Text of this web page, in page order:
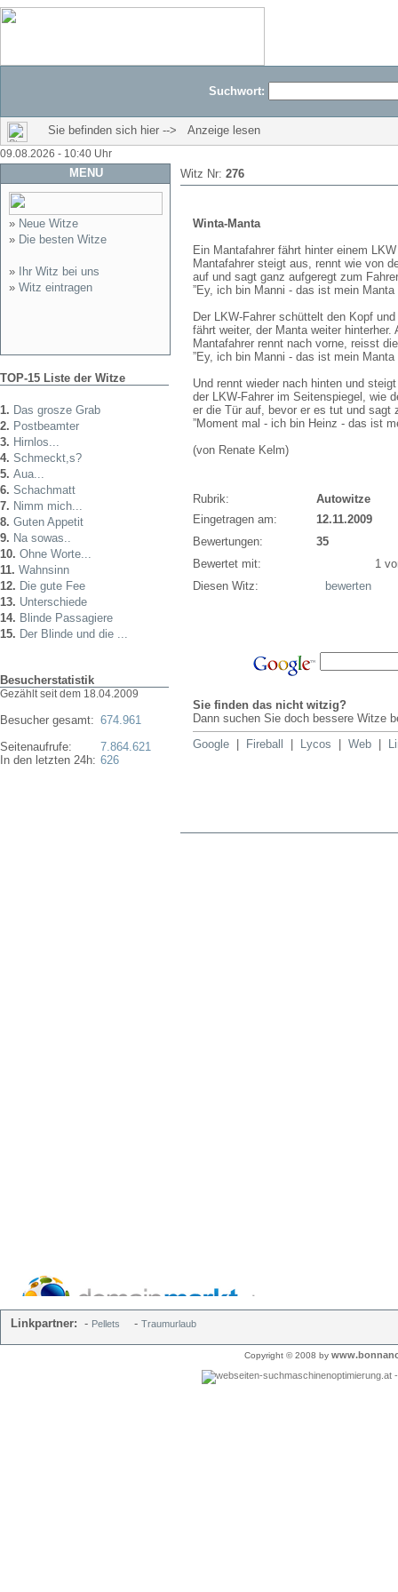
Suchwort:
Sie befinden sich hier --> Anzeige lesen
09.08.2026 - 10:40 Uhr
MENU
» Neue Witze
» Die besten Witze
»
Ihr Witz bei uns
» Witz eintragen
TOP-15 Liste der Witze
1. Das grosze Grab
2. Postbeamter
3. Hirnlos...
4. Schmeckt,s?
5. Aua...
6. Schachmatt
7. Nimm mich...
8. Guten Appetit
9. Na sowas..
10. Ohne Worte...
11. Wahnsinn
12. Die gute Fee
13. Unterschiede
14. Blinde Passagiere
15. Der Blinde und die ...
Besucherstatistik
Gezählt seit dem 18.04.2009
Besucher gesamt:
Seitenaufrufe:
In den letzten 24h:
674.961
7.864.621
626
Witz Nr: 276
Winta-Manta
Ein Mantafahrer fährt hinter einem
Mantafahrer steigt aus, rennt wie von
auf und sagt ganz aufgeregt zum
”Ey, ich bin Manni - das ist mein Manta
Der LKW-Fahrer schüttelt den Kopf
fährt weiter, der Manta weiter
Mantafahrer rennt nach vorne, reisst
”Ey, ich bin Manni - das ist mein Manta
Und rennt wieder nach hinten und
der LKW-Fahrer im Seitenspiegel, wie
er die Tür auf, bevor er es tut und sagt
”Moment mal - ich bin Heinz - das ist
(von Renate Kelm)
Rubrik:
Autowitze
Eingetragen am:
12.11.2009
Bewertungen:
35
Bewertet mit:
1
Diesen Witz:
bewerten
Sie finden das nicht witzig?
Dann suchen Sie doch bessere Witze
Google
Fireball Lycos Web
Linkpartner: - Pellets - Traumurlaub
Copyright © 2008 by